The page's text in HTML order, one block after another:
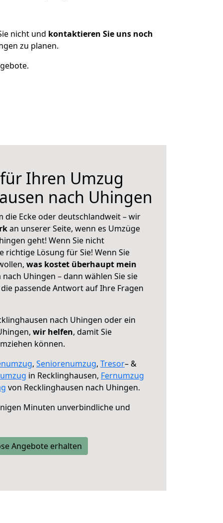
nicht und kontaktieren Sie uns noch
zu planen.
Ihren Umzug
nach Uhingen
die Ecke oder deutschlandweit – wir
an unserer Seite, wenn es Umzüge
geht! Wenn Sie nicht
richtige Lösung für Sie! Wenn Sie
was kostet überhaupt mein
Uhingen – dann wählen Sie sie
passende Antwort auf Ihre Fragen
nach Uhingen oder ein
wir helfen, damit Sie
können.
, Seniorenumzug, Tresor– &
in Recklinghausen, Fernumzug
von Recklinghausen nach Uhingen.
Minuten unverbindliche und
Angebote erhalten